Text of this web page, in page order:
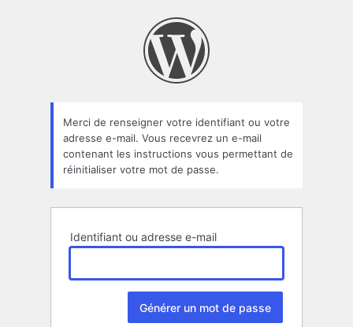
oublié
Merci de renseigner votre identifiant ou votre
adresse e-mail. Vous recevrez un e-mail
contenant les instructions vous permettant de
réinitialiser votre mot de passe.
Identifiant ou adresse e-mail